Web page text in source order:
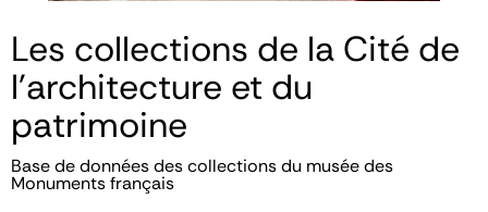
Les collections de la Cité de
l'architecture et du
patrimoine
Base de données des collections du musée des
Monuments français